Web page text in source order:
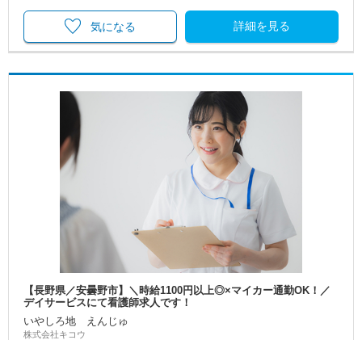
詳細を見る
気になる
【長野県／安曇野市】＼時給1100円以上◎×マイカー通勤OK！／
デイサービスにて看護師求人です！
いやしろ地 えんじゅ
株式会社キコウ